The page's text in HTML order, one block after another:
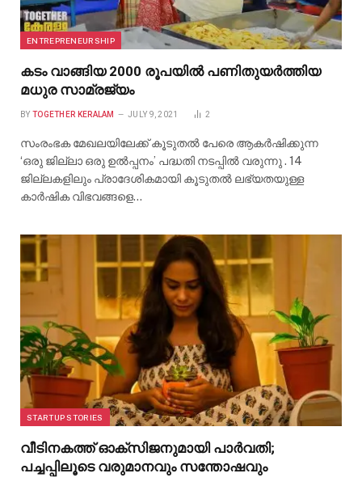
ENTREPRENEURSHIP
കടം വാങ്ങിയ 2000 രൂപയിൽ പണിതുയർത്തിയ
മധുര സാമ്രജ്യം
BY TOGETHER KERALAM JULY 9, 2021 2
സംരംഭക മേഖലയിലേക്ക് കൂടുതൽ പേരെ ആകർഷിക്കുന്ന
‘ഒരു ജില്ലാ ഒരു ഉൽപ്പനം’ പദ്ധതി നടപ്പിൽ വരുന്നു . 14
ജില്ലകളിലും പ്രാദേശികമായി കൂടുതൽ ലഭ്യതയുള്ള
കാർഷിക വിഭവങ്ങളെ…
STARTUP STORIES
വീടിനകത്ത് ഓക്സിജനുമായി പാർവതി;
പച്ചപ്പിലൂടെ വരുമാനവും സന്തോഷവും